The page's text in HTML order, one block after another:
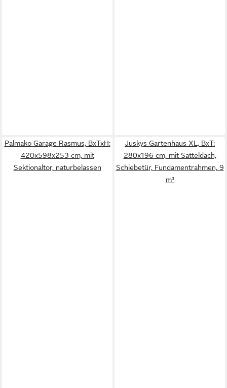
Palmako Garage Rasmus, BxTxH:
420x598x253 cm, mit
Sektionaltor, naturbelassen
Juskys Gartenhaus XL, BxT:
280x196 cm, mit Satteldach,
Schiebetür, Fundamentrahmen, 9
m³